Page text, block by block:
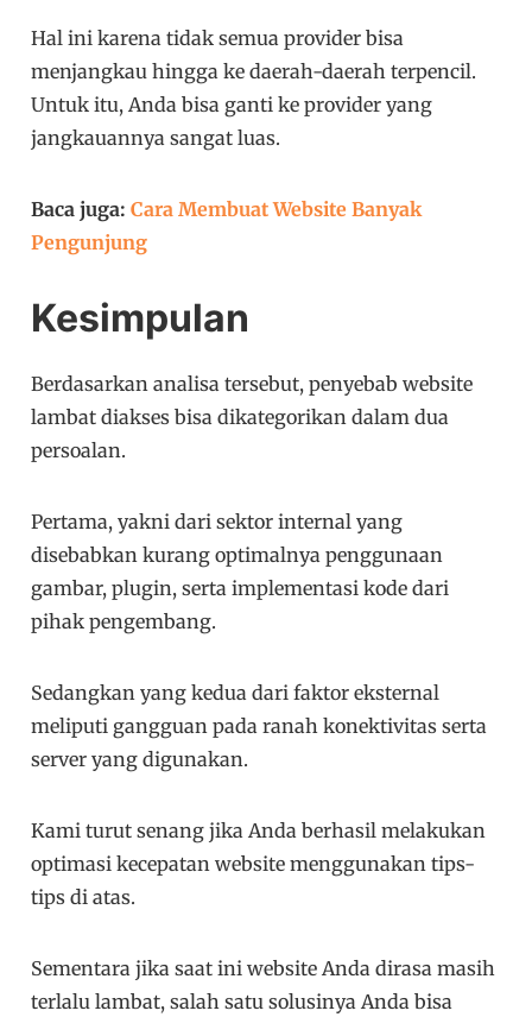
Hal ini karena tidak semua provider bisa
menjangkau hingga ke daerah-daerah terpencil.
Untuk itu, Anda bisa ganti ke provider yang
jangkauannya sangat luas.
Baca juga:Cara Membuat Website Banyak
Pengunjung
Kesimpulan
Berdasarkan analisa tersebut, penyebab website
lambat diakses bisa dikategorikan dalam dua
persoalan.
Pertama, yakni dari sektor internal yang
disebabkan kurang optimalnya penggunaan
gambar, plugin, serta implementasi kode dari
pihak pengembang.
Sedangkan yang kedua dari faktor eksternal
meliputi gangguan pada ranah konektivitas serta
server yang digunakan.
Kami turut senang jika Anda berhasil melakukan
optimasi kecepatan website menggunakan tips-
tips di atas.
Sementara jika saat ini website Anda dirasa masih
terlalu lambat, salah satu solusinya Anda bisa